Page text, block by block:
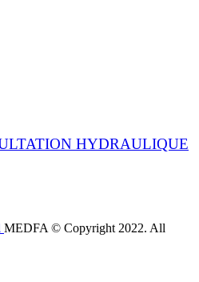
HYDRAULIQUE
MEDFA © Copyright 2022. All